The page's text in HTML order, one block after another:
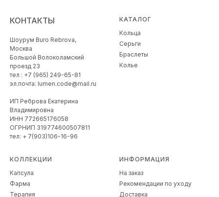
КОНТАКТЫ
Шоурум Buro Rebrova,
Москва
Большой Волоколамский
проезд 23
тел : +7 (965) 249-65-81
эл.почта: lumen.code@mail.ru
ИП Реброва Екатерина
Владимировна
ИНН 772665176058
ОГРНИП 319774600507811
тел: + 7(903)106-16-96
КАТАЛОГ
Кольца
Серьги
Браслеты
Колье
КОЛЛЕКЦИИ
Капсула
Фарма
Терапия
ИНФОРМАЦИЯ
На заказ
Рекомендации по уходу
Доставка